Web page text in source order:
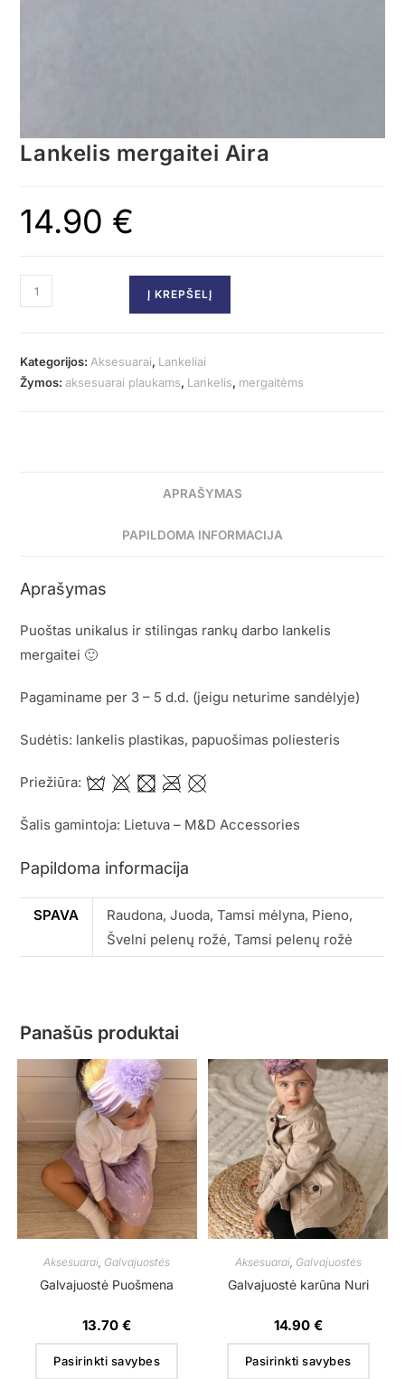
Lankelis mergaitei Aira
14.90 €
Į KREPŠELĮ
Kategorijos: Aksesuarai, Lankeliai
Žymos:aksesuarai plaukams, Lankelis, mergaitėms
APRAŠYMAS
PAPILDOMA INFORMACIJA
Aprašymas
Puoštas unikalus ir stilingas rankų darbo lankelis
mergaitei 🙂
Pagaminame per 3 – 5 d.d. (jeigu neturime sandėlyje)
Sudėtis: lankelis plastikas, papuošimas poliesteris
Priežiūra:
Šalis gamintoja: Lietuva – M&D Accessories
Papildoma informacija
SPAVA
Raudona, Juoda, Tamsi mėlyna, Pieno,
Švelni pelenų rožė, Tamsi pelenų rožė
Panašūs produktai
Aksesuarai, Galvajuostės
Galvajuostė Puošmena
13.70€
Pasirinkti savybes
Aksesuarai, Galvajuostės
Galvajuostė karūna Nuri
14.90 €
Pasirinkti savybes